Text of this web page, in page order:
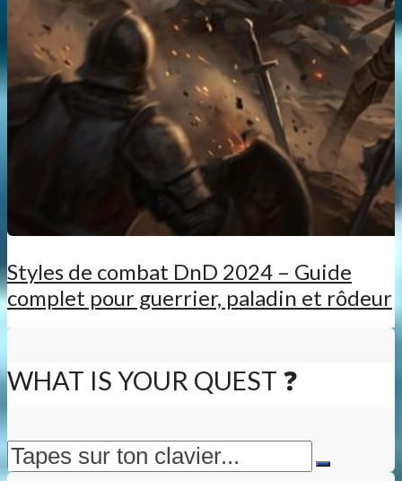
Styles de combat DnD 2024 – Guide
complet pour guerrier, paladin et rôdeur
WHAT IS YOUR QUEST ❓